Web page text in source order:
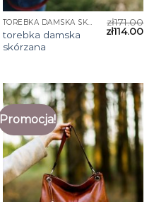
TOREBKA DAMSKA SKÓRZANA
torebka damska
skórzana
zł171.00
zł114.00
Promocja!